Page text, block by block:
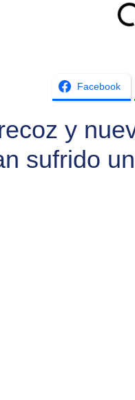
Facebook
y
sufrido